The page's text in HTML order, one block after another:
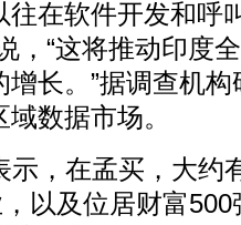
往在软件开发和呼
，“这将推动印度
长。”据调查机
数据市场。
，在孟买，大约
以及位居财富